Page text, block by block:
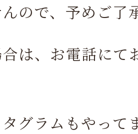
ので、予めご了
は、お電話にて
タグラムもやっ